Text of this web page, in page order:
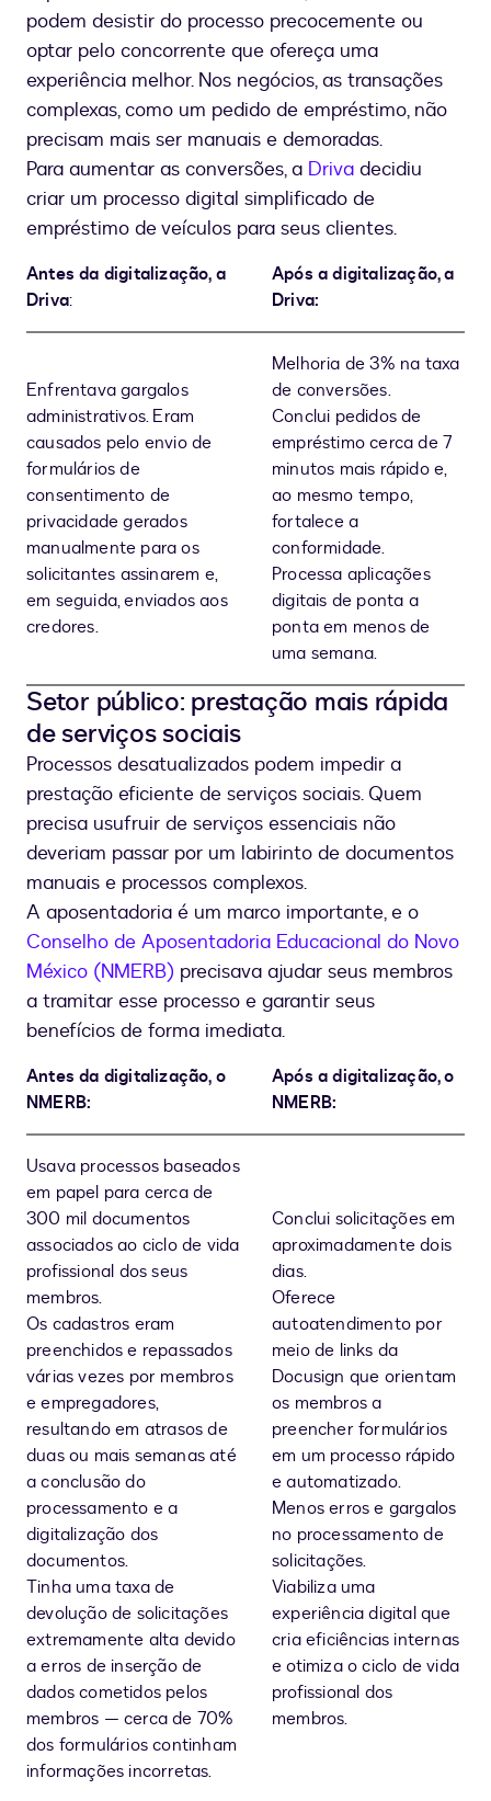
podem desistir do processo precocemente ou
optar pelo concorrente que ofereça uma
experiência melhor. Nos negócios, as transações
complexas, como um pedido de empréstimo, não
precisam mais ser manuais e demoradas.
Para aumentar as conversões, a Driva decidiu
criar um processo digital simplificado de
empréstimo de veículos para seus clientes.
Antes da digitalização, a
Driva:
Após a digitalização, a
Driva:
Enfrentava gargalos
administrativos. Eram
causados pelo envio de
formulários de
consentimento de
privacidade gerados
manualmente para os
solicitantes assinarem e,
em seguida, enviados aos
credores.
Melhoria de 3% na taxa
de conversões.
Conclui pedidos de
empréstimo cerca de 7
minutos mais rápido e,
ao mesmo tempo,
fortalece a
conformidade.
Processa aplicações
digitais de ponta a
ponta em menos de
uma semana.
Setor público: prestação mais rápida
de serviços sociais
Processos desatualizados podem impedir a
prestação eficiente de serviços sociais. Quem
precisa usufruir de serviços essenciais não
deveriam passar por um labirinto de documentos
manuais e processos complexos.
A aposentadoria é um marco importante, e o
Conselho de Aposentadoria Educacional do Novo
México (NMERB) precisava ajudar seus membros
a tramitar esse processo e garantir seus
benefícios de forma imediata.
Antes da digitalização, o
NMERB:
Após a digitalização, o
NMERB:
Usava processos baseados
em papel para cerca de
300 mil documentos
associados ao ciclo de vida
profissional dos seus
membros.
Os cadastros eram
preenchidos e repassados
várias vezes por membros
e empregadores,
resultando em atrasos de
duas ou mais semanas até
a conclusão do
processamento e a
digitalização dos
documentos.
Tinha uma taxa de
devolução de solicitações
extremamente alta devido
a erros de inserção de
dados cometidos pelos
membros — cerca de 70%
dos formulários continham
informações incorretas.
Conclui solicitações em
aproximadamente dois
dias.
Oferece
autoatendimento por
meio de links da
Docusign que orientam
os membros a
preencher formulários
em um processo rápido
e automatizado.
Menos erros e gargalos
no processamento de
solicitações.
Viabiliza uma
experiência digital que
cria eficiências internas
e otimiza o ciclo de vida
profissional dos
membros.